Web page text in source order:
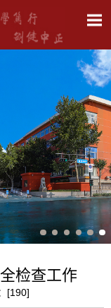
检查工作
[190]